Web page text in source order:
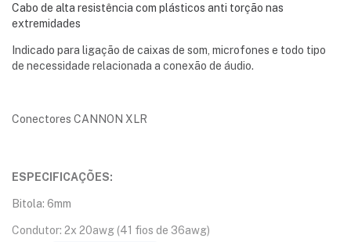
Cabo de alta resistência com plásticos anti torção nas
extremidades
Indicado para ligação de caixas de som, microfones e todo tipo
de necessidade relacionada a conexão de áudio.
Conectores CANNON XLR
ESPECIFICAÇÕES:
Bitola: 6mm
Condutor: 2x 20awg (41 fios de 36awg)